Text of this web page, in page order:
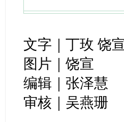
文字｜丁玫 饶
图片｜饶宣
编辑｜张泽慧
审核｜吴燕珊